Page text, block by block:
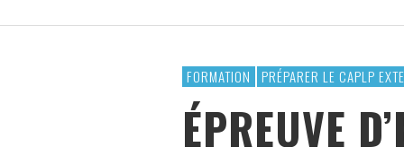
FORMATION PRÉPARER LE CAPLP
ÉPREUVE